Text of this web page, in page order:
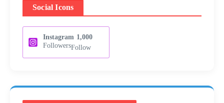
Social Icons
Instagram 1,000
FollowersFollow